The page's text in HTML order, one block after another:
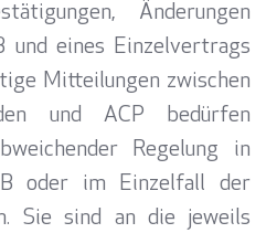
Änderungen
und eines Einzelvertrags
Mitteilungen zwischen
und ACP bedürfen
Regelung in
oder im Einzelfall der
Sie sind an die jeweils